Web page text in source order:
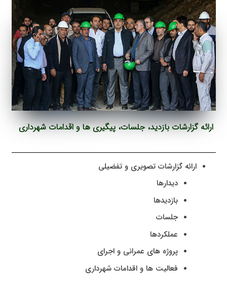
ارائه گزارشات بازدید، جلسات، پیگیری ها و اقدامات شهرداری
ارائه گزارشات تصویری و تفضیلی
دیدارها
بازدیدها
جلسات
عملکردها
پروژه های عمرانی و اجرای
فعالیت ها و اقدامات شهرداری